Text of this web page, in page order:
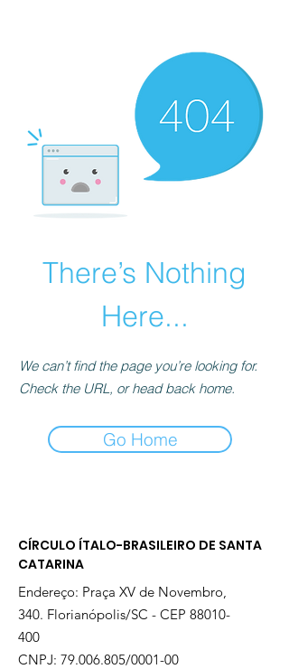
There’s Nothing
Here...
We can’t find the page you’re looking for.
Check the URL, or head back home.
Go Home
CÍRCULO ÍTALO-BRASILEIRO DE SANTA
CATARINA
Endereço: Praça XV de Novembro,
340. Florianópolis/SC - CEP 88010-
400
CNPJ: 79.006.805/0001-00